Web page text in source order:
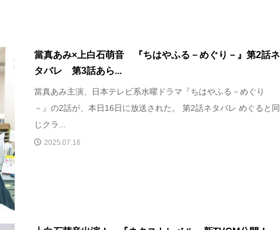
當真あみ×上白石萌音 『ちはやふる－めぐり－』第2話ネ
タバレ 第3話あら...
當真あみ主演、日本テレビ系水曜ドラマ『ちはやふる－めぐり
－』の2話が、本日16日に放送された。 第2話ネタバレ めぐると同
じクラ...
2025.07.16